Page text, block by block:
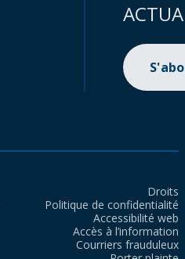
Droits
Politique de confidentialité
Accessibilité web
Accès à l’information
Courriers frauduleux